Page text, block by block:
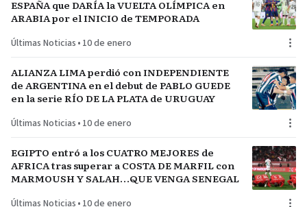
ESPAÑA que DARÍA la VUELTA OLÍMPICA en
ARABIA por el INICIO de TEMPORADA
Últimas Noticias • 10 de enero
ALIANZA LIMA perdió con INDEPENDIENTE
de ARGENTINA en el debut de PABLO GUEDE
en la serie RÍO DE LA PLATA de URUGUAY
Últimas Noticias • 10 de enero
EGIPTO entró a los CUATRO MEJORES de
AFRICA tras superar a COSTA DE MARFIL con
MARMOUSH Y SALAH…QUE VENGA SENEGAL
Últimas Noticias • 10 de enero